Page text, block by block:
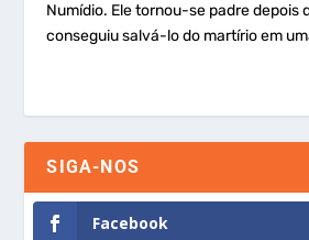
Numídio. Ele tornou-se padre depois
conseguiu salvá-lo do martírio em
SIGA-NOS
Facebook